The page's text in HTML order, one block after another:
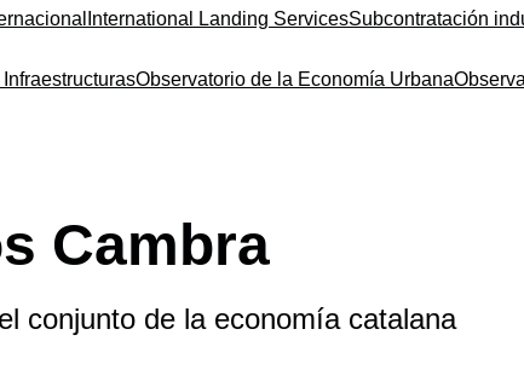
International Landing ServicesSubcontratación
Observatorio de la Economía Urbana
Cambra
conjunto de la economía catalana